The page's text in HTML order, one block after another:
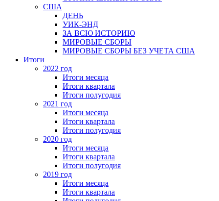
США
ДЕНЬ
УИК-ЭНД
ЗА ВСЮ ИСТОРИЮ
МИРОВЫЕ СБОРЫ
МИРОВЫЕ СБОРЫ БЕЗ УЧЕТА США
Итоги
2022 год
Итоги месяца
Итоги квартала
Итоги полугодия
2021 год
Итоги месяца
Итоги квартала
Итоги полугодия
2020 год
Итоги месяца
Итоги квартала
Итоги полугодия
2019 год
Итоги месяца
Итоги квартала